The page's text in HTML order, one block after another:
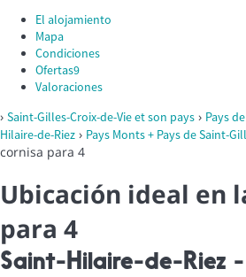
El alojamiento
Mapa
Condiciones
Ofertas9
Valoraciones
› Saint-Gilles-Croix-de-Vie et son pays › Pays
Hilaire-de-Riez › Pays Monts + Pays de Saint-
cornisa para 4
Ubicación ideal en
para 4
Saint-Hilaire-de-Riez -